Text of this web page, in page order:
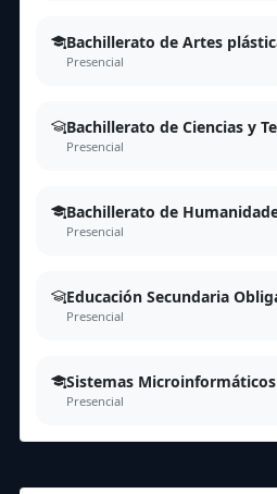
Bachillerato de Artes
Presencial
Bachillerato de Ciencias y
Presencial
Bachillerato de
Presencial
Educación Secundaria
Presencial
Sistemas Microinformáticos
Presencial